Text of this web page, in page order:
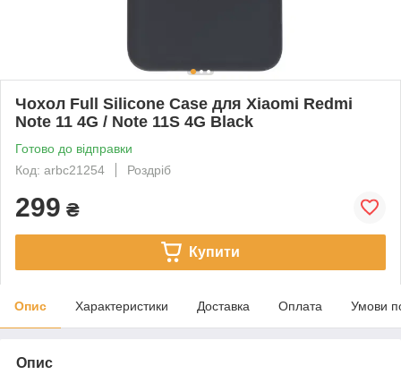
Чохол Full Silicone Case для Xiaomi Redmi
Note 11 4G / Note 11S 4G Black
Готово до відправки
Код: arbc21254
Роздріб
299 ₴
Купити
Опис Характеристики Доставка Оплата Умови
Опис